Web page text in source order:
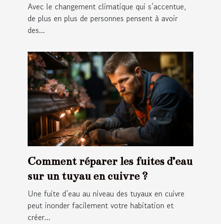
Avec le changement climatique qui s’accentue,
de plus en plus de personnes pensent à avoir
des...
Comment réparer les fuites d’eau
sur un tuyau en cuivre ?
Une fuite d’eau au niveau des tuyaux en cuivre
peut inonder facilement votre habitation et
créer...